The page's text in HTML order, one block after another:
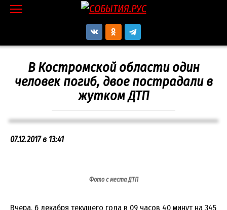
Перейти
В Костромской области один
человек погиб, двое пострадали в
жутком ДТП
07.12.2017 в 13:41
Фото с места ДТП
Вчера, 6 декабря текущего года в 09 часов 40 минут на 345